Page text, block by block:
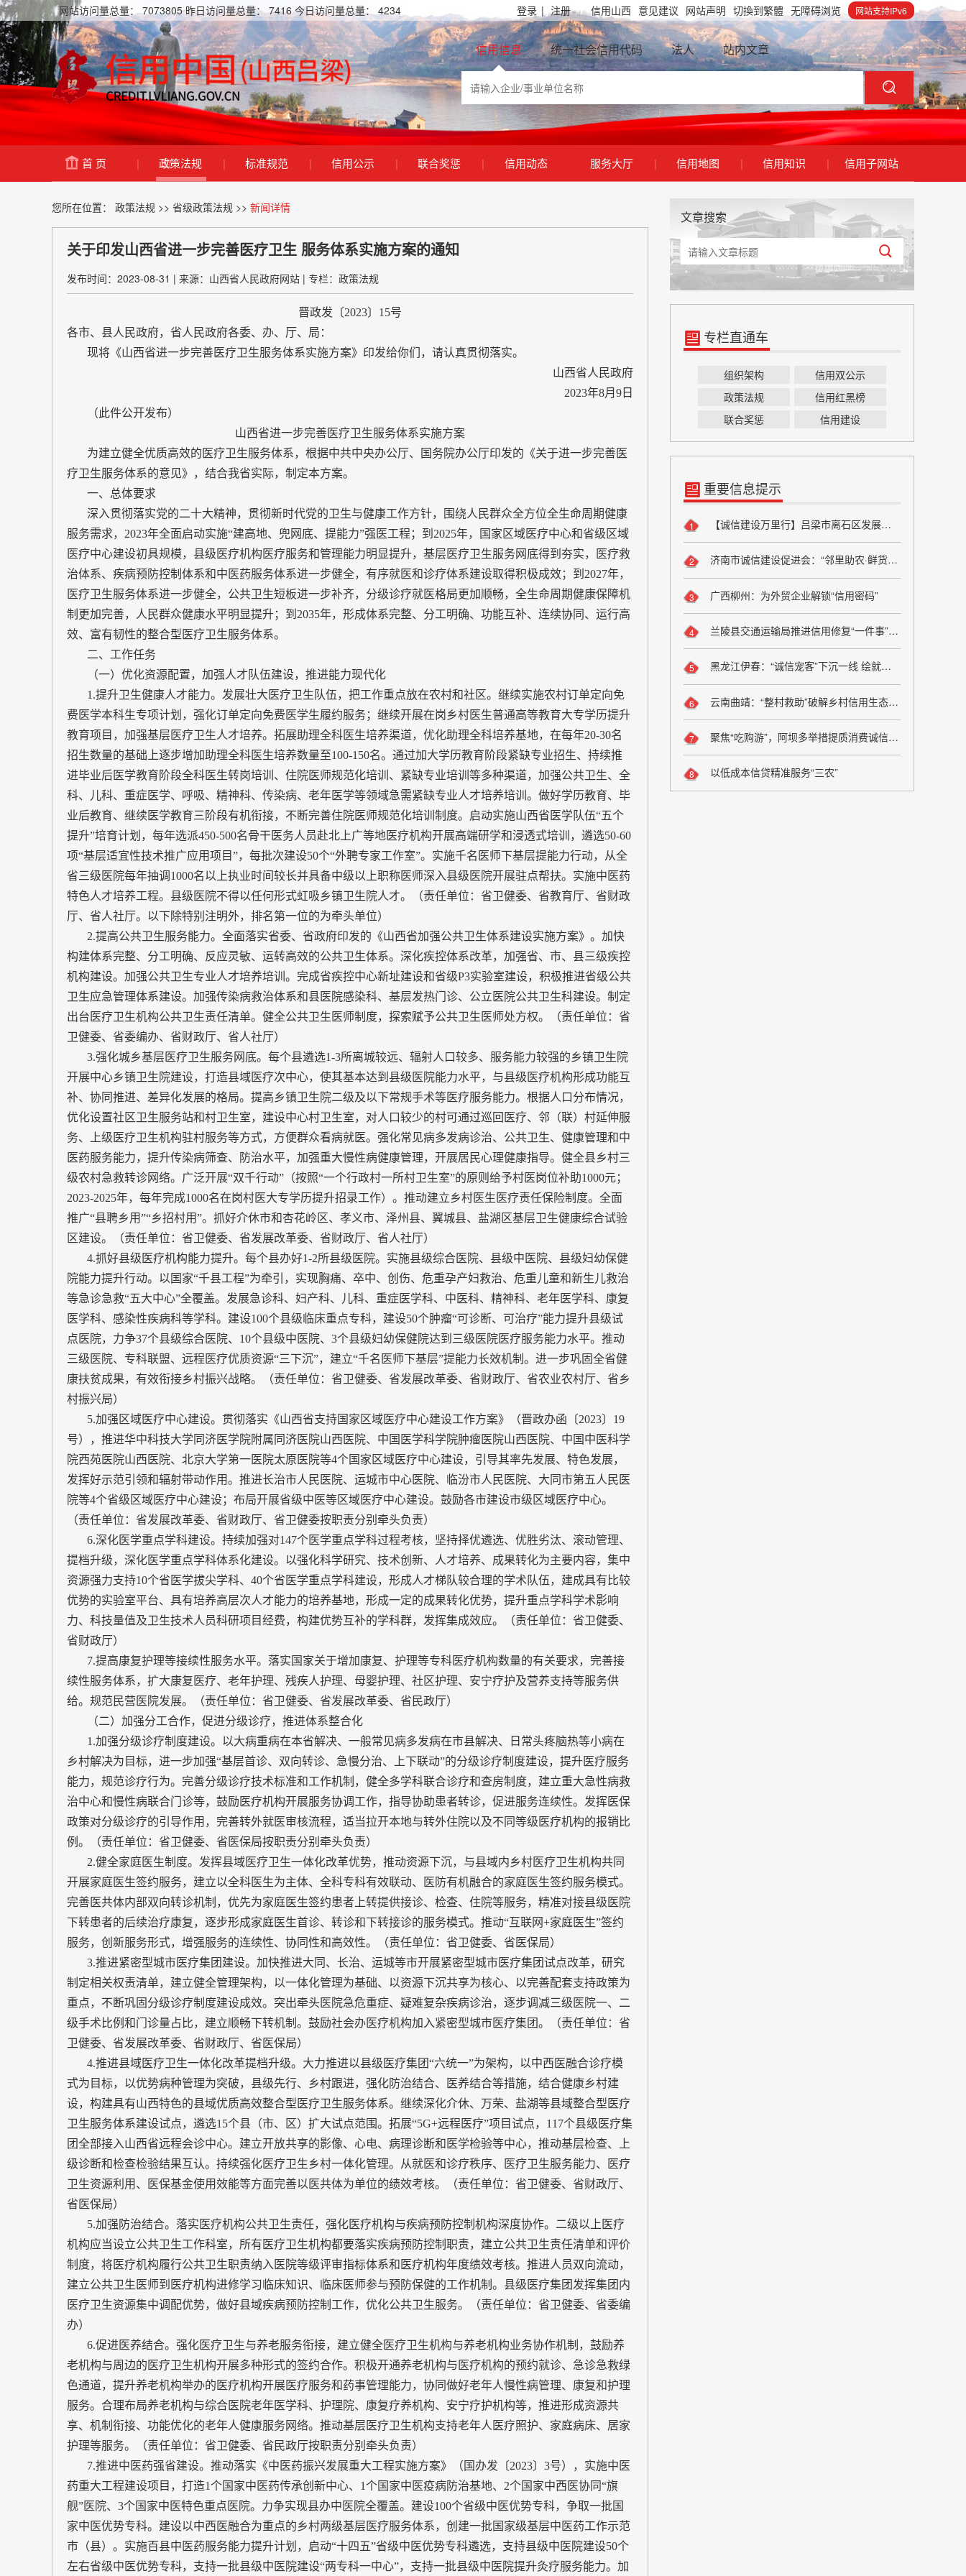
网站访问量总量： 7073805 昨日访问量总量： 7416 今日访问量总量： 4234 网站支持IPv6
无障碍浏览
切換到繁體
网站声明
意见建议
信用山西
登录 | 注册
信用信息 统一社会信用代码 法人 站内文章
首 页 | 政策法规 | 标准规范 | 信用公示 | 联合奖惩 | 信用动态 服务大厅 | 信用地图 | 信用知识 | 信用子网站
您所在位置： 政策法规 >> 省级政策法规 >> 新闻详情
关于印发山西省进一步完善医疗卫生 服务体系实施方案的通知
发布时间：2023-08-31 | 来源：山西省人民政府网站 | 专栏：政策法规
晋政发〔2023〕15号
各市、县人民政府，省人民政府各委、办、厅、局：
现将《山西省进一步完善医疗卫生服务体系实施方案》印发给你们，请认真贯彻落实。
山西省人民政府
2023年8月9日
（此件公开发布）
山西省进一步完善医疗卫生服务体系实施方案
为建立健全优质高效的医疗卫生服务体系，根据中共中央办公厅、国务院办公厅印发的《关于进一步完善医
疗卫生服务体系的意见》，结合我省实际，制定本方案。
一、总体要求
深入贯彻落实党的二十大精神，贯彻新时代党的卫生与健康工作方针，围绕人民群众全方位全生命周期健康
服务需求，2023年全面启动实施“建高地、兜网底、提能力”强医工程；到2025年，国家区域医疗中心和省级区域
医疗中心建设初具规模，县级医疗机构医疗服务和管理能力明显提升，基层医疗卫生服务网底得到夯实，医疗救
治体系、疾病预防控制体系和中医药服务体系进一步健全，有序就医和诊疗体系建设取得积极成效；到2027年，
医疗卫生服务体系进一步健全，公共卫生短板进一步补齐，分级诊疗就医格局更加顺畅，全生命周期健康保障机
制更加完善，人民群众健康水平明显提升；到2035年，形成体系完整、分工明确、功能互补、连续协同、运行高
效、富有韧性的整合型医疗卫生服务体系。
二、工作任务
（一）优化资源配置，加强人才队伍建设，推进能力现代化
1.提升卫生健康人才能力。发展壮大医疗卫生队伍，把工作重点放在农村和社区。继续实施农村订单定向免
费医学本科生专项计划，强化订单定向免费医学生履约服务；继续开展在岗乡村医生普通高等教育大专学历提升
教育项目，加强基层医疗卫生人才培养。拓展助理全科医生培养渠道，优化助理全科培养基地，在每年20-30名
招生数量的基础上逐步增加助理全科医生培养数量至100-150名。通过加大学历教育阶段紧缺专业招生、持续推
进毕业后医学教育阶段全科医生转岗培训、住院医师规范化培训、紧缺专业培训等多种渠道，加强公共卫生、全
科、儿科、重症医学、呼吸、精神科、传染病、老年医学等领域急需紧缺专业人才培养培训。做好学历教育、毕
业后教育、继续医学教育三阶段有机衔接，不断完善住院医师规范化培训制度。启动实施山西省医学队伍“五个
提升”培育计划，每年选派450-500名骨干医务人员赴北上广等地医疗机构开展高端研学和浸透式培训，遴选50-60
项“基层适宜性技术推广应用项目”，每批次建设50个“外聘专家工作室”。实施千名医师下基层提能力行动，从全
省三级医院每年抽调1000名以上执业时间较长并具备中级以上职称医师深入县级医院开展驻点帮扶。实施中医药
特色人才培养工程。县级医院不得以任何形式虹吸乡镇卫生院人才。（责任单位：省卫健委、省教育厅、省财政
厅、省人社厅。以下除特别注明外，排名第一位的为牵头单位）
2.提高公共卫生服务能力。全面落实省委、省政府印发的《山西省加强公共卫生体系建设实施方案》。加快
构建体系完整、分工明确、反应灵敏、运转高效的公共卫生体系。深化疾控体系改革，加强省、市、县三级疾控
机构建设。加强公共卫生专业人才培养培训。完成省疾控中心新址建设和省级P3实验室建设，积极推进省级公共
卫生应急管理体系建设。加强传染病救治体系和县医院感染科、基层发热门诊、公立医院公共卫生科建设。制定
出台医疗卫生机构公共卫生责任清单。健全公共卫生医师制度，探索赋予公共卫生医师处方权。（责任单位：省
卫健委、省委编办、省财政厅、省人社厅）
3.强化城乡基层医疗卫生服务网底。每个县遴选1-3所离城较远、辐射人口较多、服务能力较强的乡镇卫生院
开展中心乡镇卫生院建设，打造县域医疗次中心，使其基本达到县级医院能力水平，与县级医疗机构形成功能互
补、协同推进、差异化发展的格局。提高乡镇卫生院二级及以下常规手术等医疗服务能力。根据人口分布情况，
优化设置社区卫生服务站和村卫生室，建设中心村卫生室，对人口较少的村可通过巡回医疗、邻（联）村延伸服
务、上级医疗卫生机构驻村服务等方式，方便群众看病就医。强化常见病多发病诊治、公共卫生、健康管理和中
医药服务能力，提升传染病筛查、防治水平，加强重大慢性病健康管理，开展居民心理健康指导。健全县乡村三
级农村急救转诊网络。广泛开展“双千行动”（按照“一个行政村一所村卫生室”的原则给予村医岗位补助1000元；
2023-2025年，每年完成1000名在岗村医大专学历提升招录工作）。推动建立乡村医生医疗责任保险制度。全面
推广“县聘乡用”“乡招村用”。抓好介休市和杏花岭区、孝义市、泽州县、翼城县、盐湖区基层卫生健康综合试验
区建设。（责任单位：省卫健委、省发展改革委、省财政厅、省人社厅）
4.抓好县级医疗机构能力提升。每个县办好1-2所县级医院。实施县级综合医院、县级中医院、县级妇幼保健
院能力提升行动。以国家“千县工程”为牵引，实现胸痛、卒中、创伤、危重孕产妇救治、危重儿童和新生儿救治
等急诊急救“五大中心”全覆盖。发展急诊科、妇产科、儿科、重症医学科、中医科、精神科、老年医学科、康复
医学科、感染性疾病科等学科。建设100个县级临床重点专科，建设50个肿瘤“可诊断、可治疗”能力提升县级试
点医院，力争37个县级综合医院、10个县级中医院、3个县级妇幼保健院达到三级医院医疗服务能力水平。推动
三级医院、专科联盟、远程医疗优质资源“三下沉”，建立“千名医师下基层”提能力长效机制。进一步巩固全省健
康扶贫成果，有效衔接乡村振兴战略。（责任单位：省卫健委、省发展改革委、省财政厅、省农业农村厅、省乡
村振兴局）
5.加强区域医疗中心建设。贯彻落实《山西省支持国家区域医疗中心建设工作方案》（晋政办函〔2023〕19
号），推进华中科技大学同济医学院附属同济医院山西医院、中国医学科学院肿瘤医院山西医院、中国中医科学
院西苑医院山西医院、北京大学第一医院太原医院等4个国家区域医疗中心建设，引导其率先发展、特色发展，
发挥好示范引领和辐射带动作用。推进长治市人民医院、运城市中心医院、临汾市人民医院、大同市第五人民医
院等4个省级区域医疗中心建设；布局开展省级中医等区域医疗中心建设。鼓励各市建设市级区域医疗中心。
（责任单位：省发展改革委、省财政厅、省卫健委按职责分别牵头负责）
6.深化医学重点学科建设。持续加强对147个医学重点学科过程考核，坚持择优遴选、优胜劣汰、滚动管理、
提档升级，深化医学重点学科体系化建设。以强化科学研究、技术创新、人才培养、成果转化为主要内容，集中
资源强力支持10个省医学拔尖学科、40个省医学重点学科建设，形成人才梯队较合理的学术队伍，建成具有比较
优势的实验室平台、具有培养高层次人才能力的培养基地，形成一定的成果转化优势，提升重点学科学术影响
力、科技量值及卫生技术人员科研项目经费，构建优势互补的学科群，发挥集成效应。（责任单位：省卫健委、
省财政厅）
7.提高康复护理等接续性服务水平。落实国家关于增加康复、护理等专科医疗机构数量的有关要求，完善接
续性服务体系，扩大康复医疗、老年护理、残疾人护理、母婴护理、社区护理、安宁疗护及营养支持等服务供
给。规范民营医院发展。（责任单位：省卫健委、省发展改革委、省民政厅）
（二）加强分工合作，促进分级诊疗，推进体系整合化
1.加强分级诊疗制度建设。以大病重病在本省解决、一般常见病多发病在市县解决、日常头疼脑热等小病在
乡村解决为目标，进一步加强“基层首诊、双向转诊、急慢分治、上下联动”的分级诊疗制度建设，提升医疗服务
能力，规范诊疗行为。完善分级诊疗技术标准和工作机制，健全多学科联合诊疗和查房制度，建立重大急性病救
治中心和慢性病联合门诊等，鼓励医疗机构开展服务协调工作，指导协助患者转诊，促进服务连续性。发挥医保
政策对分级诊疗的引导作用，完善转外就医审核流程，适当拉开本地与转外住院以及不同等级医疗机构的报销比
例。（责任单位：省卫健委、省医保局按职责分别牵头负责）
2.健全家庭医生制度。发挥县域医疗卫生一体化改革优势，推动资源下沉，与县域内乡村医疗卫生机构共同
开展家庭医生签约服务，建立以全科医生为主体、全科专科有效联动、医防有机融合的家庭医生签约服务模式。
完善医共体内部双向转诊机制，优先为家庭医生签约患者上转提供接诊、检查、住院等服务，精准对接县级医院
下转患者的后续治疗康复，逐步形成家庭医生首诊、转诊和下转接诊的服务模式。推动“互联网+家庭医生”签约
服务，创新服务形式，增强服务的连续性、协同性和高效性。（责任单位：省卫健委、省医保局）
3.推进紧密型城市医疗集团建设。加快推进大同、长治、运城等市开展紧密型城市医疗集团试点改革，研究
制定相关权责清单，建立健全管理架构，以一体化管理为基础、以资源下沉共享为核心、以完善配套支持政策为
重点，不断巩固分级诊疗制度建设成效。突出牵头医院急危重症、疑难复杂疾病诊治，逐步调减三级医院一、二
级手术比例和门诊量占比，建立顺畅下转机制。鼓励社会办医疗机构加入紧密型城市医疗集团。（责任单位：省
卫健委、省发展改革委、省财政厅、省医保局）
4.推进县域医疗卫生一体化改革提档升级。大力推进以县级医疗集团“六统一”为架构，以中西医融合诊疗模
式为目标，以优势病种管理为突破，县级先行、乡村跟进，强化防治结合、医养结合等措施，结合健康乡村建
设，构建具有山西特色的县域优质高效整合型医疗卫生服务体系。继续深化介休、万荣、盐湖等县域整合型医疗
卫生服务体系建设试点，遴选15个县（市、区）扩大试点范围。拓展“5G+远程医疗”项目试点，117个县级医疗集
团全部接入山西省远程会诊中心。建立开放共享的影像、心电、病理诊断和医学检验等中心，推动基层检查、上
级诊断和检查检验结果互认。持续强化医疗卫生乡村一体化管理。从就医和诊疗秩序、医疗卫生服务能力、医疗
卫生资源利用、医保基金使用效能等方面完善以医共体为单位的绩效考核。（责任单位：省卫健委、省财政厅、
省医保局）
5.加强防治结合。落实医疗机构公共卫生责任，强化医疗机构与疾病预防控制机构深度协作。二级以上医疗
机构应当设立公共卫生工作科室，所有医疗卫生机构都要落实疾病预防控制职责，建立公共卫生责任清单和评价
制度，将医疗机构履行公共卫生职责纳入医院等级评审指标体系和医疗机构年度绩效考核。推进人员双向流动，
建立公共卫生医师到医疗机构进修学习临床知识、临床医师参与预防保健的工作机制。县级医疗集团发挥集团内
医疗卫生资源集中调配优势，做好县域疾病预防控制工作，优化公共卫生服务。（责任单位：省卫健委、省委编
办）
6.促进医养结合。强化医疗卫生与养老服务衔接，建立健全医疗卫生机构与养老机构业务协作机制，鼓励养
老机构与周边的医疗卫生机构开展多种形式的签约合作。积极开通养老机构与医疗机构的预约就诊、急诊急救绿
色通道，提升养老机构举办的医疗机构开展医疗服务和药事管理能力，协同做好老年人慢性病管理、康复和护理
服务。合理布局养老机构与综合医院老年医学科、护理院、康复疗养机构、安宁疗护机构等，推进形成资源共
享、机制衔接、功能优化的老年人健康服务网络。推动基层医疗卫生机构支持老年人医疗照护、家庭病床、居家
护理等服务。（责任单位：省卫健委、省民政厅按职责分别牵头负责）
7.推进中医药强省建设。推动落实《中医药振兴发展重大工程实施方案》（国办发〔2023〕3号），实施中医
药重大工程建设项目，打造1个国家中医药传承创新中心、1个国家中医疫病防治基地、2个国家中西医协同“旗
舰”医院、3个国家中医特色重点医院。力争实现县办中医院全覆盖。建设100个省级中医优势专科，争取一批国
家中医优势专科。建设以中西医融合为重点的乡村两级基层医疗服务体系，创建一批国家级基层中医药工作示范
市（县）。实施百县中医药服务能力提升计划，启动“十四五”省级中医优势专科遴选，支持县级中医院建设50个
左右省级中医优势专科，支持一批县级中医院建设“两专科一中心”，支持一批县级中医院提升灸疗服务能力。加
文章搜索
专栏直通车
组织架构
信用双公示
政策法规
信用红黑榜
联合奖惩
信用建设
重要信息提示
【诚信建设万里行】吕梁市离石区发展和改革局严守粮食安全底线 弘扬粮食行业诚信风尚
1
济南市诚信建设促进会：“邻里助农·鲜货进社区”座谈会成功举办 搭建“田间到餐桌”直供桥梁
2
广西柳州：为外贸企业解锁“信用密码”
3
兰陵县交通运输局推进信用修复“一件事”改革
4
黑龙江伊春：“诚信宠客”下沉一线 绘就旅游服务新图景
5
云南曲靖：“整村救助”破解乡村信用生态修复难题
6
聚焦“吃购游”，阿坝多举措提质消费诚信维权
7
以低成本信贷精准服务“三农”
8